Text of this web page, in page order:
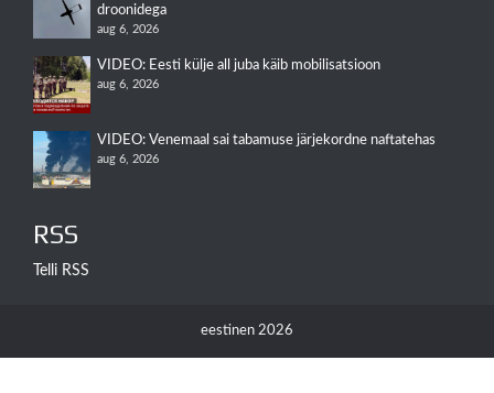
droonidega
aug 6, 2026
VIDEO: Eesti külje all juba käib mobilisatsioon
aug 6, 2026
VIDEO: Venemaal sai tabamuse järjekordne naftatehas
aug 6, 2026
RSS
Telli RSS
eestinen 2026